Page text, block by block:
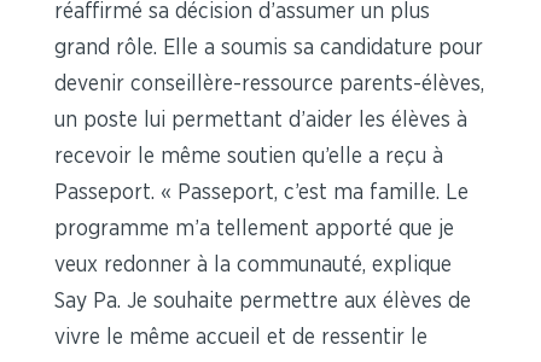
réaffirmé sa décision d’assumer un plus
grand rôle. Elle a soumis sa candidature pour
devenir conseillère-ressource parents-élèves,
un poste lui permettant d’aider les élèves à
recevoir le même soutien qu’elle a reçu à
Passeport. « Passeport, c’est ma famille. Le
programme m’a tellement apporté que je
veux redonner à la communauté, explique
Say Pa. Je souhaite permettre aux élèves de
vivre le même accueil et de ressentir le